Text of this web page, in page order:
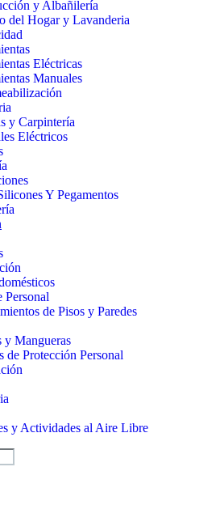
y Albañilería
del Hogar y Lavanderia
Eléctricas
Manuales
y Carpintería
Eléctricos
Y Pegamentos
Personal
de Pisos y Paredes
y Mangueras
de Protección Personal
y Actividades al Aire Libre